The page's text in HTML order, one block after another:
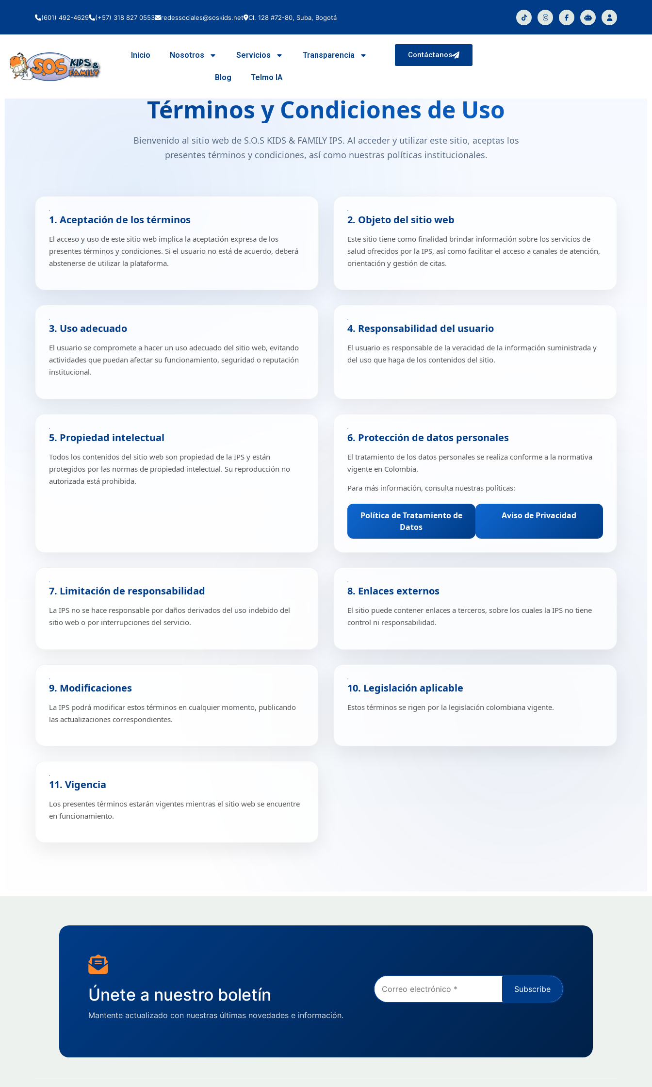
(601) 492-4629 (+57) 318 827 0553 redessociales@soskids.net Cl. 128 #72-80, Suba, Bogotá
Inicio Nosotros Servicios Transparencia
Blog Telmo IA
Contáctanos
Términos y Condiciones de Uso
Bienvenido al sitio web de S.O.S KIDS & FAMILY IPS. Al acceder y utilizar este sitio, aceptas los
presentes términos y condiciones, así como nuestras políticas institucionales.
1. Aceptación de los términos
El acceso y uso de este sitio web implica la aceptación expresa de los
presentes términos y condiciones. Si el usuario no está de acuerdo, deberá
abstenerse de utilizar la plataforma.
2. Objeto del sitio web
Este sitio tiene como finalidad brindar información sobre los servicios de
salud ofrecidos por la IPS, así como facilitar el acceso a canales de atención,
orientación y gestión de citas.
3. Uso adecuado
El usuario se compromete a hacer un uso adecuado del sitio web, evitando
actividades que puedan afectar su funcionamiento, seguridad o reputación
institucional.
4. Responsabilidad del usuario
El usuario es responsable de la veracidad de la información suministrada y
del uso que haga de los contenidos del sitio.
5. Propiedad intelectual
Todos los contenidos del sitio web son propiedad de la IPS y están
protegidos por las normas de propiedad intelectual. Su reproducción no
autorizada está prohibida.
6. Protección de datos personales
El tratamiento de los datos personales se realiza conforme a la normativa
vigente en Colombia.
Para más información, consulta nuestras políticas:
Política de Tratamiento de
Datos
Aviso de Privacidad
7. Limitación de responsabilidad
La IPS no se hace responsable por daños derivados del uso indebido del
sitio web o por interrupciones del servicio.
8. Enlaces externos
El sitio puede contener enlaces a terceros, sobre los cuales la IPS no tiene
control ni responsabilidad.
9. Modificaciones
La IPS podrá modificar estos términos en cualquier momento, publicando
las actualizaciones correspondientes.
10. Legislación aplicable
Estos términos se rigen por la legislación colombiana vigente.
11. Vigencia
Los presentes términos estarán vigentes mientras el sitio web se encuentre
en funcionamiento.
Únete a nuestro boletín
Mantente actualizado con nuestras últimas novedades e información.
Subscribe